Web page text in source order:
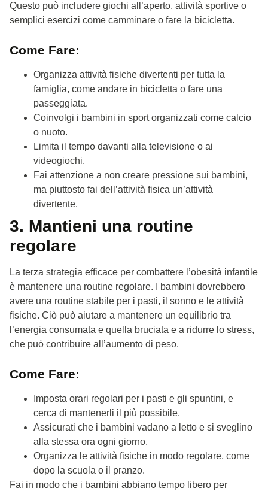
Questo può includere giochi all’aperto, attività sportive o
semplici esercizi come camminare o fare la bicicletta.
Come Fare:
Organizza attività fisiche divertenti per tutta la
famiglia, come andare in bicicletta o fare una
passeggiata.
Coinvolgi i bambini in sport organizzati come calcio
o nuoto.
Limita il tempo davanti alla televisione o ai
videogiochi.
Fai attenzione a non creare pressione sui bambini,
ma piuttosto fai dell’attività fisica un’attività
divertente.
3. Mantieni una routine
regolare
La terza strategia efficace per combattere l’obesità infantile
è mantenere una routine regolare. I bambini dovrebbero
avere una routine stabile per i pasti, il sonno e le attività
fisiche. Ciò può aiutare a mantenere un equilibrio tra
l’energia consumata e quella bruciata e a ridurre lo stress,
che può contribuire all’aumento di peso.
Come Fare:
Imposta orari regolari per i pasti e gli spuntini, e
cerca di mantenerli il più possibile.
Assicurati che i bambini vadano a letto e si sveglino
alla stessa ora ogni giorno.
Organizza le attività fisiche in modo regolare, come
dopo la scuola o il pranzo.
Fai in modo che i bambini abbiano tempo libero per